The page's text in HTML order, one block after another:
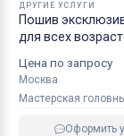
ДРУГИЕ УСЛУГИ
Пошив
для всех
Цена по запросу
Москва
Мастерская
Оформить